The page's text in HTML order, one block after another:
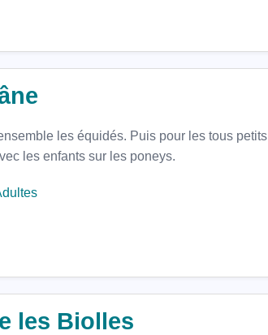
les équidés. Puis pour les tous petits
les enfants sur les poneys.
les Biolles